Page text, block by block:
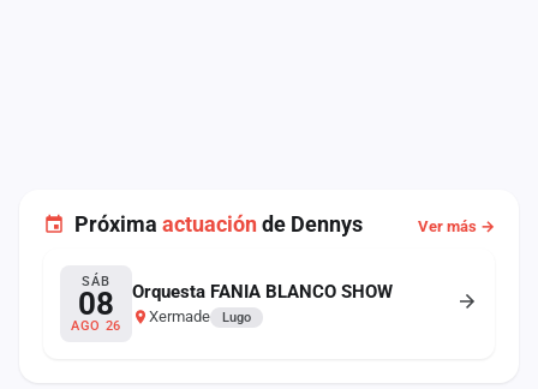
Próxima actuaciónde Dennys Ver más →
SÁB
08
AGO 26
Orquesta FANIA BLANCO SHOW
Xermade Lugo